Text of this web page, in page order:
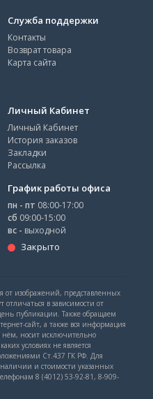
Служба поддержки
Контакты
Возврат товара
Карта сайта
Личный Кабинет
Личный Кабинет
История заказов
Закладки
Рассылка
График работы офиса
пн - пт 08:00-17:00
сб 09:00-15:00
вс - выходной
Закрыто
от изображений, представленных
отличаться в зависимости от
публикации. Также обращаем
сайт, а также вся информация
нём, носит исключительно
условиях не является
Ст.437 ГК РФ. Для
и стоимости указанных
8 (4012) 53-92-81, 8-909-